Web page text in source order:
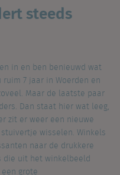
steeds
in en ben benieuwd wat
7 jaar in Woerden en
Maar de laatste paar
Dan staat hier wat leeg,
zit er weer een nieuwe
wisselen. Winkels
naar de drukkere
die uit het winkelbeeld
grote